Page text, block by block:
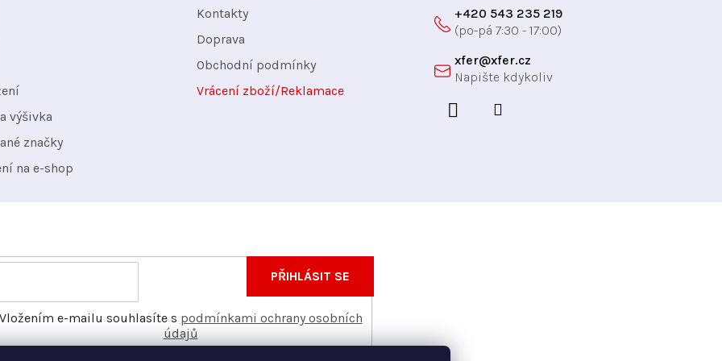
výšivka
značky
na e-shop
Kontakty
Doprava
Obchodní podmínky
Vrácení zboží/Reklamace
xfer@xfer.cz
+420 543 235 219
o nových produktech na našem e-shopu.
Vložením e-mailu souhlasíte s podmínkami ochrany osobních
údajů
PŘIHLÁSIT SE